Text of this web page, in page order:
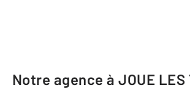
Notre agence à JOUE LES